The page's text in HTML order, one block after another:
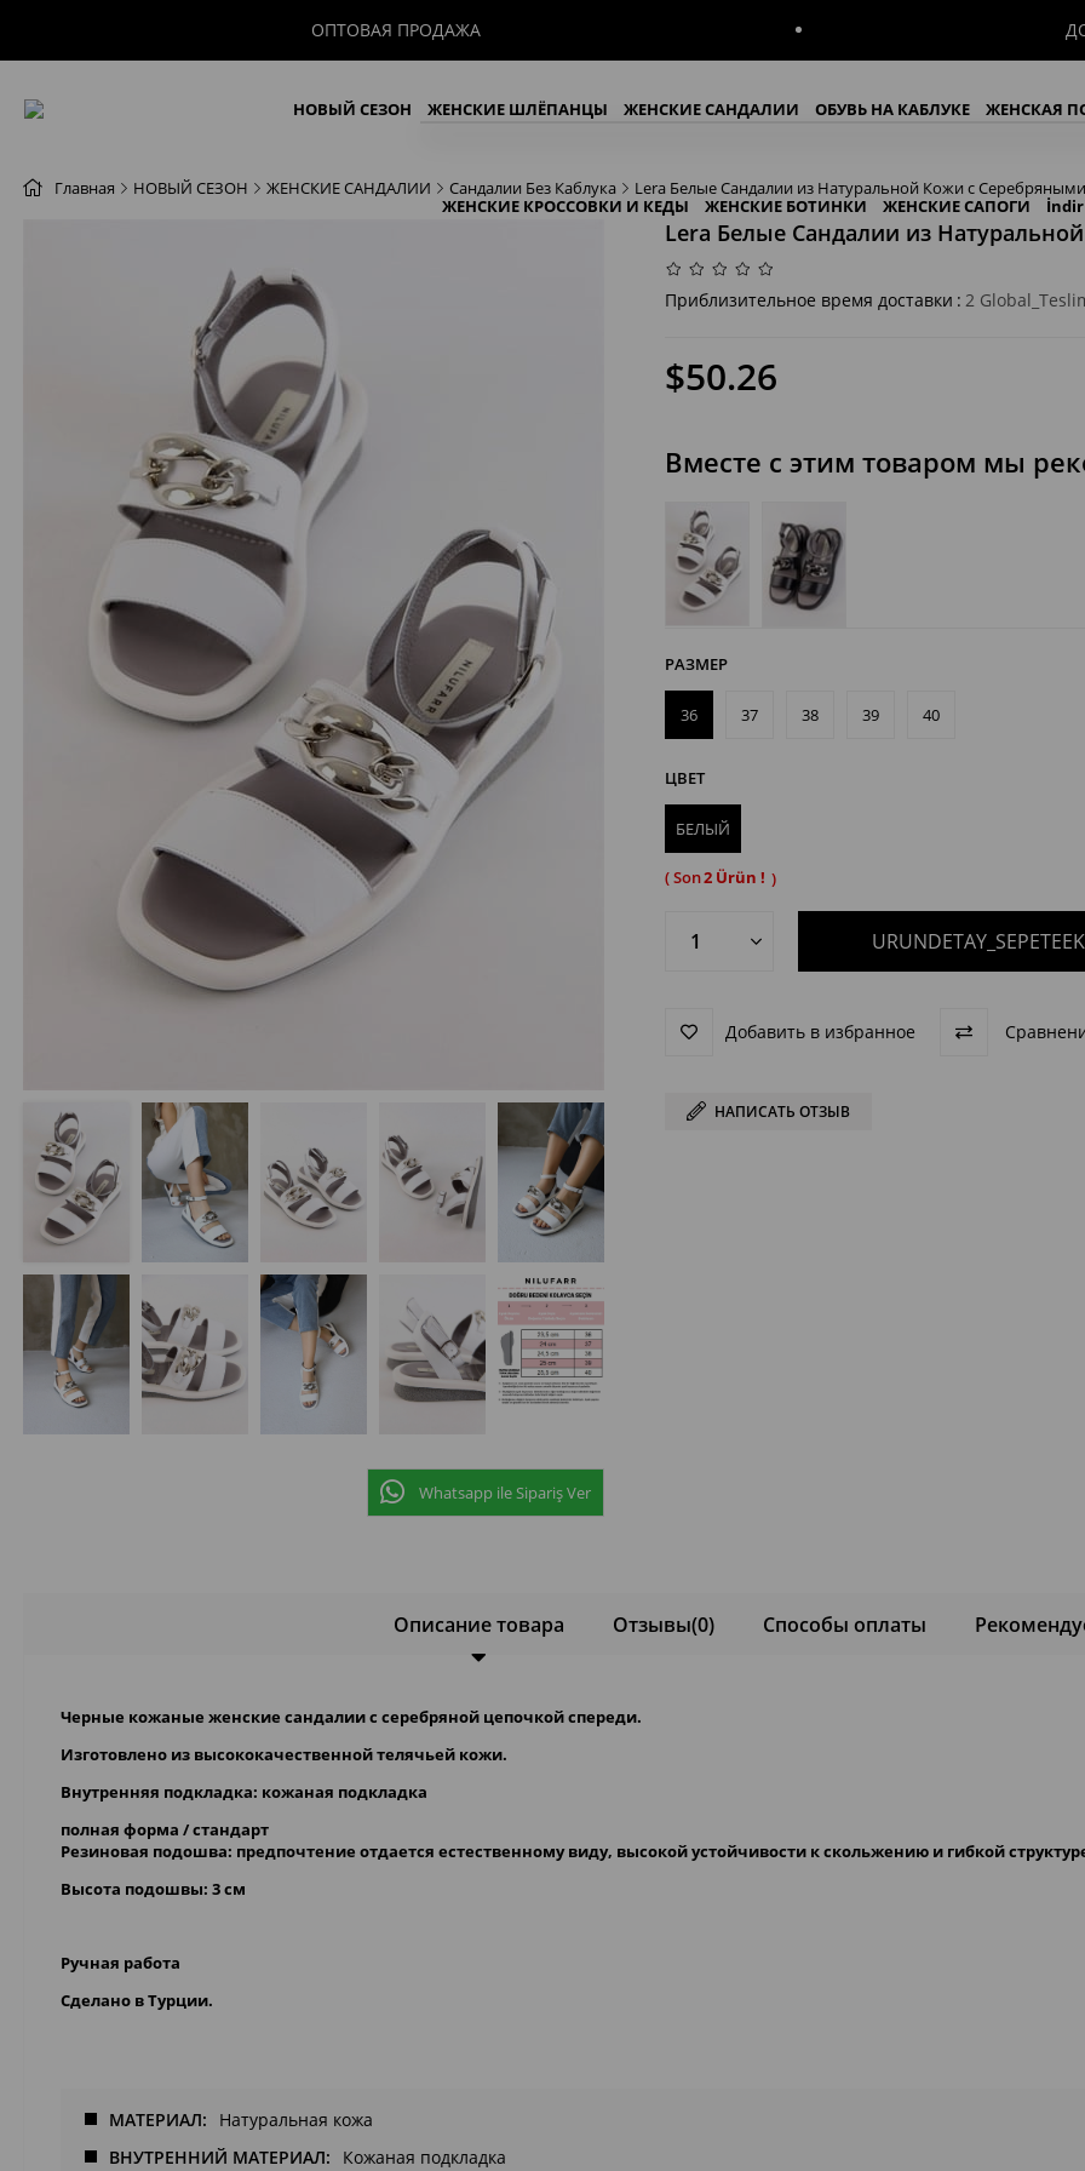
ОПТОВАЯ ПРОДАЖА
НОВЫЙ СЕЗОН ЖЕНСКИЕ ШЛЁПАНЦЫ ЖЕНСКИЕ САНДАЛИИ ОБУВЬ НА КАБЛУКЕ ЖЕНСКАЯ
ЖЕНСКИЕ КРОССОВКИ И КЕДЫ ЖЕНСКИЕ БОТИНКИ ЖЕНСКИЕ САПОГИ
Главная НОВЫЙ СЕЗОН ЖЕНСКИЕ САНДАЛИИ Сандалии Без Каблука Lera Белые Сандалии из Натуральной Кожи с
Whatsapp ile Sipariş Ver
Lera Белые Сандалии из
Приблизительное время доставки : 2
$50.26
Вместе с этим товаром мы
РАЗМЕР
2
36 37 38 39 40
ЦВЕТ
БЕЛЫЙ
Добавить в избранное
НАПИСАТЬ ОТЗЫВ
Описание товара Отзывы(0) Способы оплаты
Черные кожаные женские сандалии с серебряной цепочкой спереди.
Изготовлено из высококачественной телячьей кожи.
Внутренняя подкладка: кожаная подкладка
полная форма / стандарт
Резиновая подошва: предпочтение отдается естественному виду, высокой устойчивости к скольжению и гибкой
Bысота подошвы: 3 см
Pучная работа
Сделано в Турции.
МАТЕРИАЛ
Натуральная кожа
ВНУТРЕННИЙ МАТЕРИАЛ
Кожаная подкладка